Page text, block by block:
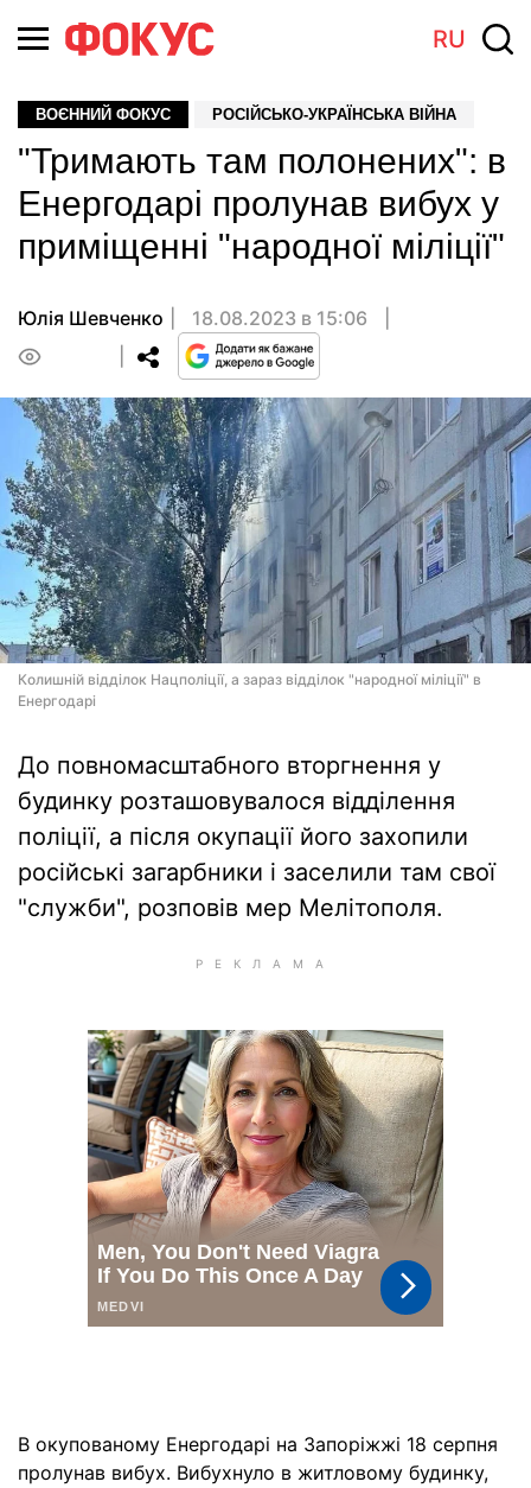
RU
ВОЄННИЙ ФОКУС РОСІЙСЬКО-УКРАЇНСЬКА ВІЙНА
"Тримають там полонених": в
Енергодарі пролунав вибух у
приміщенні "народної міліції"
Юлія Шевченко
18.08.2023 в 15:06
Колишній відділок Нацполіції, а зараз відділок "народної міліції" в
Енергодарі
До повномасштабного вторгнення у
будинку розташовувалося відділення
поліції, а після окупації його захопили
російські загарбники і заселили там свої
"служби", розповів мер Мелітополя.
В окупованому Енергодарі на Запоріжжі 18 серпня
пролунав вибух. Вибухнуло в житловому будинку,